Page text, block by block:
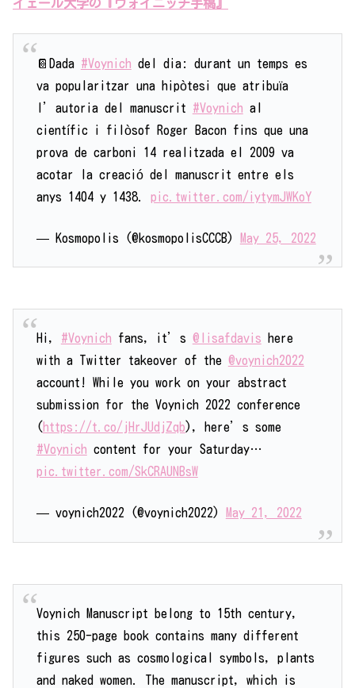
イェール大学の『ヴォイニッチ手稿』
📔Dada #Voynich del dia: durant un temps es
va popularitzar una hipòtesi que atribuïa
l’autoria del manuscrit #Voynich al
científic i filòsof Roger Bacon fins que una
prova de carboni 14 realitzada el 2009 va
acotar la creació del manuscrit entre els
anys 1404 y 1438. pic.twitter.com/iytymJWKoY
— Kosmopolis (@kosmopolisCCCB) May 25, 2022
Hi, #Voynich fans, it’s @lisafdavis here
with a Twitter takeover of the @voynich2022
account! While you work on your abstract
submission for the Voynich 2022 conference
( https://t.co/jHrJUdjZqb), here’s some
#Voynich content for your Saturday…
pic.twitter.com/SkCRAUNBsW
— voynich2022 (@voynich2022) May 21, 2022
Voynich Manuscript belong to 15th century,
this 250-page book contains many different
figures such as cosmological symbols, plants
and naked women. The manuscript, which is